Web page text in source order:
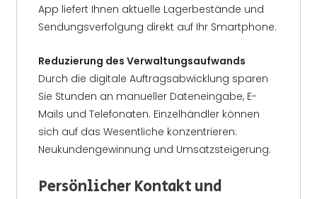
App liefert Ihnen aktuelle Lagerbestände und
Sendungsverfolgung direkt auf Ihr Smartphone.
Reduzierung des Verwaltungsaufwands
Durch die digitale Auftragsabwicklung sparen
Sie Stunden an manueller Dateneingabe, E-
Mails und Telefonaten. Einzelhändler können
sich auf das Wesentliche konzentrieren:
Neukundengewinnung und Umsatzsteigerung.
Persönlicher Kontakt und